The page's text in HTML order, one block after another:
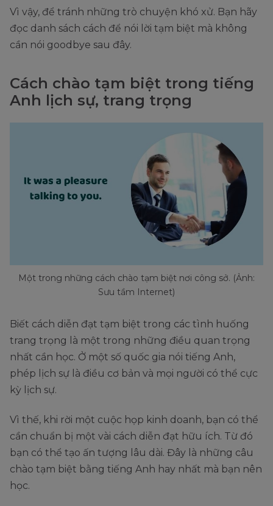
Vì vậy, để tránh những trò chuyện khó xử. Bạn hãy
đọc danh sách cách để nói lời tạm biệt mà không
cần nói goodbye sau đây.
Cách chào tạm biệt trong tiếng
Anh lịch sự, trang trọng
Một trong những cách chào tạm biệt nơi công sở. (Ảnh:
Sưu tầm Internet)
Biết cách diễn đạt tạm biệt trong các tình huống
trang trọng là một trong những điều quan trọng
nhất cần học. Ở một số quốc gia nói tiếng Anh,
phép lịch sự là điều cơ bản và mọi người có thể cực
kỳ lịch sự.
Vì thế, khi rời một cuộc họp kinh doanh, bạn có thể
cần chuẩn bị một vài cách diễn đạt hữu ích. Từ đó
bạn có thể tạo ấn tượng lâu dài. Đây là những câu
chào tạm biệt bằng tiếng Anh hay nhất mà bạn nên
học.